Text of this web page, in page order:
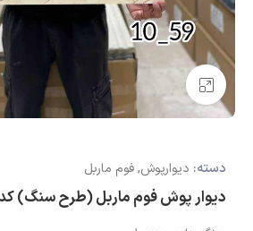
بزرگنمایی تصویر
دسته: دیوارپوش,فوم ماربل
دیوار پوش فوم ماربل (طرح سنگ) کد 10-